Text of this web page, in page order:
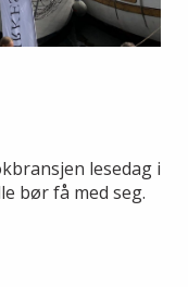
lesedag i
bør få med seg.